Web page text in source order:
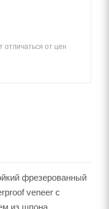
отличаться от цен
фрезерованный
veneer с
из шпона